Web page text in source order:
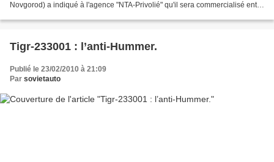
Novgorod) a indiqué à l'agence "NTA-Privolié" qu'il sera commercialisé entre
Tigr-233001 : l’anti-Hummer.
Publié le 23/02/2010 à 21:09
Par sovietauto